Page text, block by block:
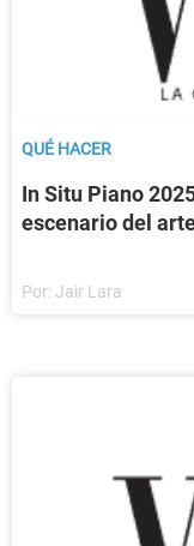
QUÉ HACER
In Situ Piano
escenario del
Por: Jair Lara